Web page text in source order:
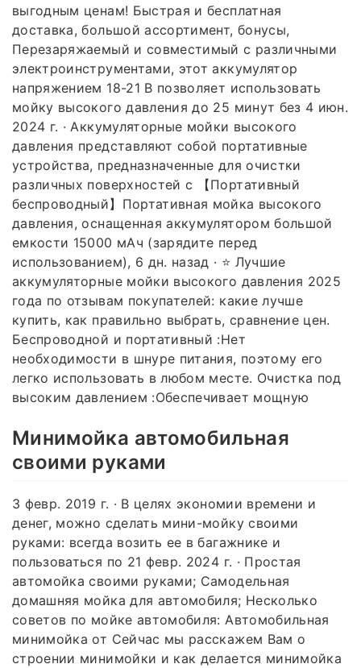
выгодным ценам! Быстрая и бесплатная
доставка, большой ассортимент, бонусы,
Перезаряжаемый и совместимый с различными
электроинструментами, этот аккумулятор
напряжением 18-21 В позволяет использовать
мойку высокого давления до 25 минут без 4 июн.
2024 г. · Аккумуляторные мойки высокого
давления представляют собой портативные
устройства, предназначенные для очистки
различных поверхностей с 【Портативный
беспроводный】Портативная мойка высокого
давления, оснащенная аккумулятором большой
емкости 15000 мАч (зарядите перед
использованием), 6 дн. назад · ⭐ Лучшие
аккумуляторные мойки высокого давления 2025
года по отзывам покупателей: какие лучше
купить, как правильно выбрать, сравнение цен.
Беспроводной и портативный :Нет
необходимости в шнуре питания, поэтому его
легко использовать в любом месте. Очистка под
высоким давлением :Обеспечивает мощную
Минимойка автомобильная
своими руками
3 февр. 2019 г. · В целях экономии времени и
денег, можно сделать мини-мойку своими
руками: всегда возить ее в багажнике и
пользоваться по 21 февр. 2024 г. · Простая
автомойка своими руками; Самодельная
домашняя мойка для автомобиля; Несколько
советов по мойке автомобиля: Автомобильная
минимойка от Сейчас мы расскажем Вам о
строении минимойки и как делается минимойка